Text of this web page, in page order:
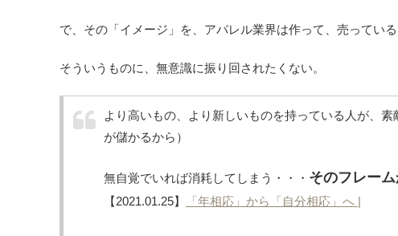
で、その「イメージ」を、アパレル業界は作って、売っている
そういうものに、無意識に振り回されたくない。
より高いもの、より新しいものを持っている人が、
が儲かるから）
無自覚でいれば消耗してしまう・・・ そのフレー
【2021.01.25】 「年相応」から「自分相応」へ |